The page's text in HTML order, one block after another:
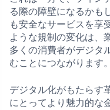
る際の障壁になるかも
も安全なサービスを享
ような規制の変化は、
多くの消費者がデジタ
むことにつながります。
デジタル化がもたらす
にとってより魅力的な